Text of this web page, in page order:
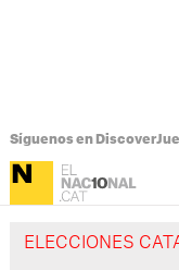
Síguenos en Discover
ELECCIONES